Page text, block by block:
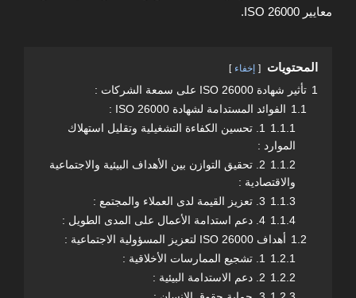
معايير ISO 26000.
المحتويات إخفاء
1 تأثير شهادة ISO 26000 على سمعة الشركات :
1.1 الفوائد المستدامة لشهادة ISO 26000 :
1.1.1
1. تحسين الكفاءة التشغيلية وتقليل استهلاك
الموارد :
1.1.2
2. تحقيق التوازن بين الأهداف البيئية والاجتماعية
والاقتصادية :
1.1.3 3. تعزيز القيمة لدى العملاء والمجتمع :
1.1.4 4. دعم استدامة الأعمال على المدى الطويل :
1.2 أهداف ISO 26000 لتعزيز المسؤولية الاجتماعية :
1.2.1
1. تشجيع الممارسات الأخلاقية :
1.2.2 2. دعم الاستدامة البيئية :